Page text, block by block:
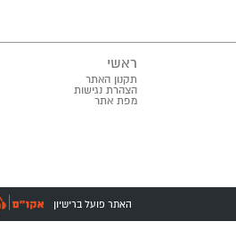
ראשי
תקנון האתר
הצהרת נגישות
מפת אתר
האתר פועל ברישיון